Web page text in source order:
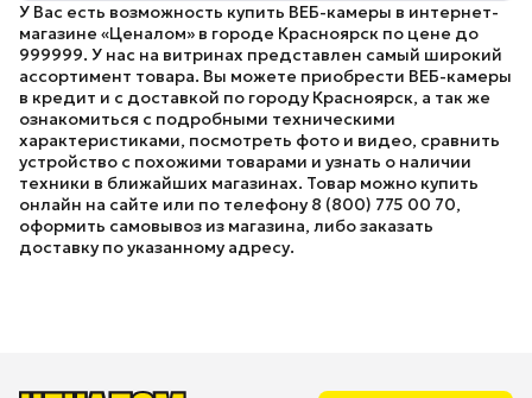
У Вас есть возможность купить ВЕБ-камеры в интернет-
магазине «Ценалом» в городе Красноярск по цене до
999999. У нас на витринах представлен самый широкий
ассортимент товара. Вы можете приобрести ВЕБ-камеры
в кредит и с доставкой по городу Красноярск, а так же
ознакомиться с подробными техническими
характеристиками, посмотреть фото и видео, сравнить
устройство с похожими товарами и узнать о наличии
техники в ближайших магазинах. Товар можно купить
онлайн на сайте или по телефону 8 (800) 775 00 70,
оформить самовывоз из магазина, либо заказать
доставку по указанному адресу.